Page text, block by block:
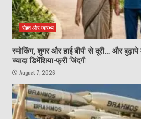
सेहत और स्वास्थ्य
स्मोकिंग, शुगर और हाई बीपी से दूरी… और
ज्यादा डिमेंशिया-फ्री जिंदगी
August 7, 2026